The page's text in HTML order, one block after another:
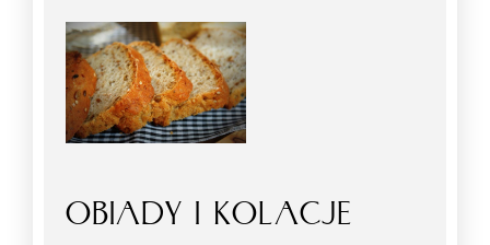
OBIADY I KOLACJE